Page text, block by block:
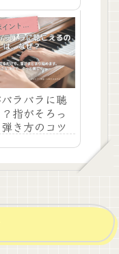
き方のポイント（初心者）
ラバラに聴
指がそろっ
き方のコツ